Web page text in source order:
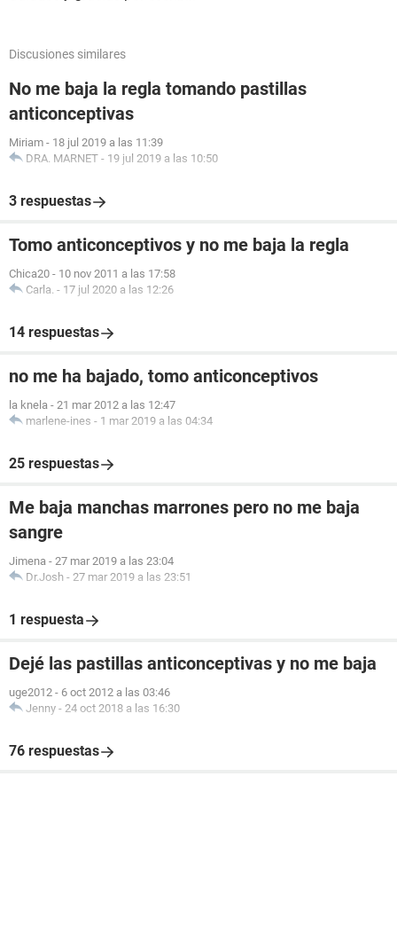
Discusiones similares
No me baja la regla tomando pastillas
anticonceptivas
Miriam - 18 jul 2019 a las 11:39
DRA. MARNET - 19 jul 2019 a las 10:50
3 respuestas
Tomo anticonceptivos y no me baja la regla
Chica20 - 10 nov 2011 a las 17:58
Carla. - 17 jul 2020 a las 12:26
14 respuestas
no me ha bajado, tomo anticonceptivos
la knela - 21 mar 2012 a las 12:47
marlene-ines - 1 mar 2019 a las 04:34
25 respuestas
Me baja manchas marrones pero no me baja
sangre
Jimena - 27 mar 2019 a las 23:04
Dr.Josh - 27 mar 2019 a las 23:51
1 respuesta
Dejé las pastillas anticonceptivas y no me baja
uge2012 - 6 oct 2012 a las 03:46
Jenny - 24 oct 2018 a las 16:30
76 respuestas